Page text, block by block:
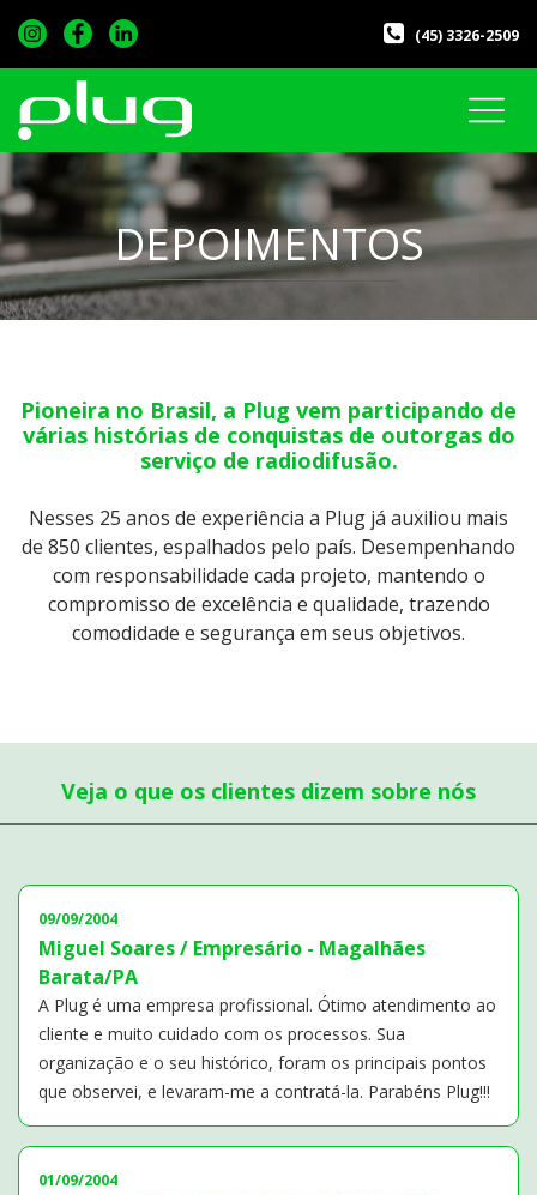
(45) 3326-2509
DEPOIMENTOS
Pioneira no Brasil, a Plug vem participando de
várias histórias de conquistas de outorgas do
serviço de radiodifusão.
Nesses 25 anos de experiência a Plug já auxiliou mais
de 850 clientes, espalhados pelo país. Desempenhando
com responsabilidade cada projeto, mantendo o
compromisso de excelência e qualidade, trazendo
comodidade e segurança em seus objetivos.
Veja o que os clientes dizem sobre nós
09/09/2004
Miguel Soares / Empresário - Magalhães
Barata/PA
A Plug é uma empresa profissional. Ótimo atendimento ao
cliente e muito cuidado com os processos. Sua
organização e o seu histórico, foram os principais pontos
que observei, e levaram-me a contratá-la. Parabéns Plug!!!
01/09/2004